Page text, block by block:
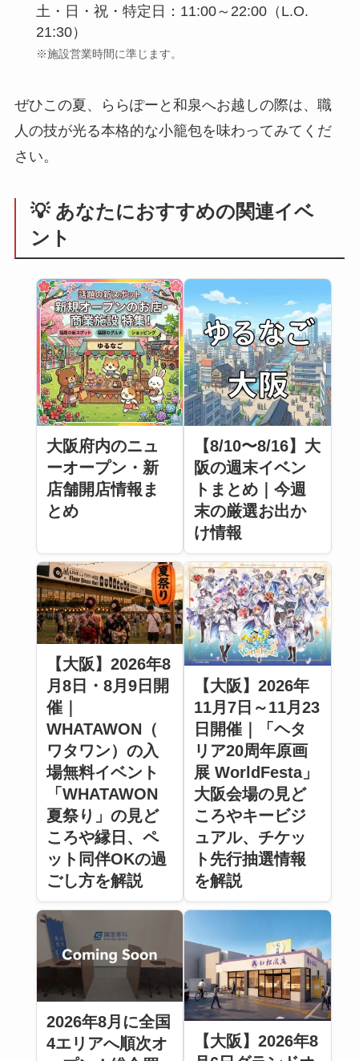
土・日・祝・特定日：11:00～22:00（L.O.
21:30）
※施設営業時間に準じます。
ぜひこの夏、ららぽーと和泉へお越しの際は、職
人の技が光る本格的な小籠包を味わってみてくだ
さい。
💡 あなたにおすすめの関連イベ
ント
大阪府内のニュ
ーオープン・新
店舗開店情報ま
とめ
【8/10〜8/16】大
阪の週末イベン
トまとめ｜今週
末の厳選お出か
け情報
【大阪】2026年8
月8日・8月9日開
催｜
WHATAWON（
ワタワン）の入
場無料イベント
「WHATAWON
夏祭り」の見ど
ころや縁日、ペ
ット同伴OKの過
ごし方を解説
【大阪】2026年
11月7日～11月23
日開催｜「ヘタ
リア20周年原画
展 WorldFesta」
大阪会場の見ど
ころやキービジ
ュアル、チケッ
ト先行抽選情報
を解説
2026年8月に全国
4エリアへ順次オ
【大阪】2026年8